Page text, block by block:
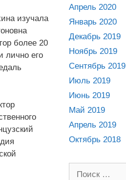
изучала
более 20
лично его
Апрель 2020
Январь 2020
Декабрь 2019
Ноябрь 2019
Сентябрь 2019
Июль 2019
Июнь 2019
Май 2019
Апрель 2019
Октябрь 2018